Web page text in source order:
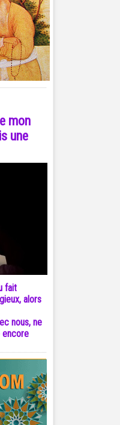
mon
une
fait
alors
nous, ne
encore